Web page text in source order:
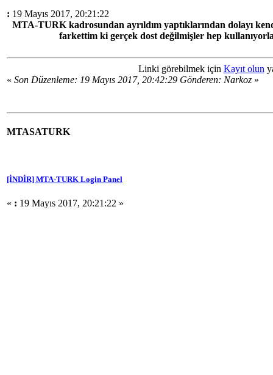
: 19 Mayıs 2017, 20:21:22
MTA-TURK kadrosundan ayrıldım yaptıklarından dolayı
farkettim ki gerçek dost değilmişler hep
Linki görebilmek için Kayıt olun
« Son Düzenleme: 19 Mayıs 2017, 20:42:29 Gönderen: Narkoz »
MTASATURK
[İNDİR] MTA-TURK Login Panel
« : 19 Mayıs 2017, 20:21:22 »